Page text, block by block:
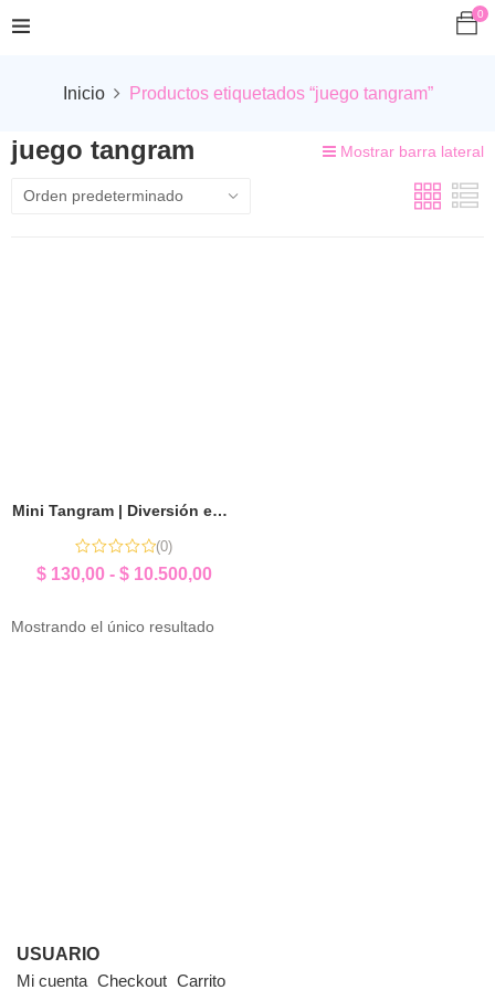
0
Inicio Productos etiquetados “juego tangram”
juego tangram Mostrar barra lateral
Mini Tangram | Diversión en Cada Pieza
(0)
$130,00 - $10.500,00
Mostrando el único resultado
USUARIO
Mi cuenta Checkout Carrito